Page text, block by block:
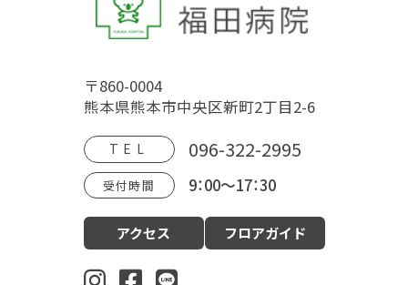
病院概要 福田病院の歴史
HOSPITAL MOVIE
診療案内
婦人科・更年期外来
〒860-0004
熊本県熊本市中央区新町2丁目2-6
TEL 096-322-2995
受付時間 9：00～17：30
アクセス フロアガイド